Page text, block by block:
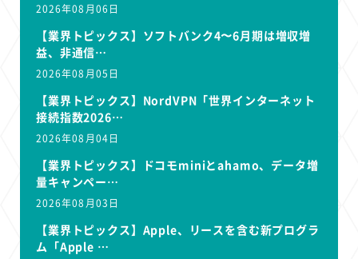
2026年08月06日
【業界トピックス】ソフトバンク4〜6月期は増収増
益、非通信…
2026年08月05日
【業界トピックス】NordVPN「世界インターネット
接続指数2026…
2026年08月04日
【業界トピックス】ドコモminiとahamo、データ増
量キャンペー…
2026年08月03日
【業界トピックス】Apple、リースを含む新プログラ
ム「Apple …